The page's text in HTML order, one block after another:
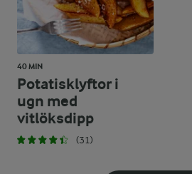
40 MIN
Potatisklyftor i
ugn med
vitlöksdipp
(31)